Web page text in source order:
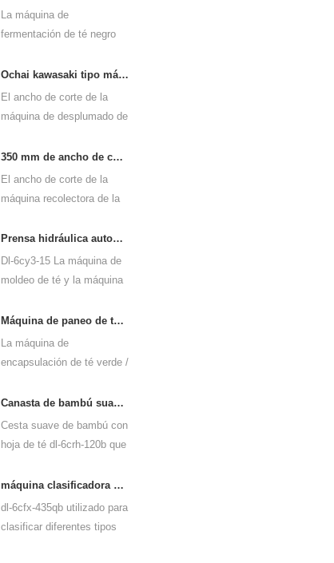
té, como el té verde, el té
negro, el té oolong, etc.
La máquina de
fermentación de té negro
principalmente para
procesar té negro, permite
fermentar mejor el té negro.
Ochai kawasaki tipo máquina de cosecha de desplume de hojas de té de un solo hombre 4c-t50a5
El ancho de corte de la
máquina de desplumado de
hombre de mano dl-4c-
t50a5 es de 450 mm, 500
mm, 600 mm, use el motor
350 mm de ancho de corte eléctrico con pilas, hoja de té, té, máquina de desplume 4cd-35
El ancho de corte de la
máquina recolectora de la
hoja del té de dl-4cd-35 es
de 350 mm, usando una
mochila de litio o una
Prensa hidráulica automática de té pastel de té máquina de prensado de ladrillos 6cy3-15
Dl-6cy3-15 La máquina de
moldeo de té y la máquina
utilizan la torta de té de
puer y otros pasteles de té
y ladrillos de té.
Máquina de paneo de té verde / oolong equipo de panner de hojas de té 6cst-50
La máquina de
encapsulación de té verde /
usar 220v y 380v, diámetro
interior de 50 cm, la
temperatura más alta
procesar 25 kg de té por
Canasta de bambú suave con hoja de té para 6crh-120b
Cesta suave de bambú con
hoja de té dl-6crh-120b que
el almacenamiento
temporal de té, fácil de
transferir té entre cada
máquina clasificadora de aventado de hojas de té dl-6cfx-435qb
dl-6cfx-435qb utilizado para
clasificar diferentes tipos